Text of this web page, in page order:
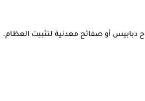
دبابيس أو صفائح معدنية لتثبيت العظام.